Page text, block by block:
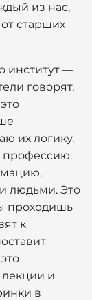
из нас,
старших
институт —
говорят,
их логику.
профессию.
людьми. Это
проходишь
к
лекции и
в